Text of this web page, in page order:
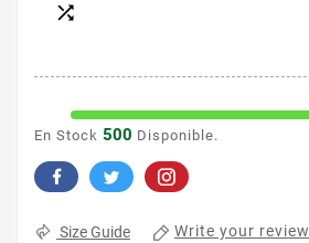

En Stock 500 Disponible.
Size Guide Write your review